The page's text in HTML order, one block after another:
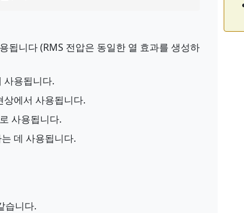
됩니다 (RMS 전압은 동일한 열 효과를 생성하
사용됩니다.
상에서 사용됩니다.
사용됩니다.
데 사용됩니다.
습니다.